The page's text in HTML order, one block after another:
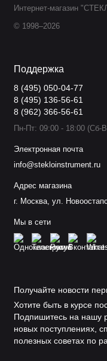
Интернет-магазин
© 1998–2026
Поддержка
8 (495) 050-04-77
8 (495) 136-56-61
8 (962) 366-56-61
Пн-Пт: 09:00 - 18:00 (Сб-
Электронная почта
info@stekloinstrument.ru
Адрес магазина
г. Москва, ул.
Мы в сети
Получайте новости
Хотите быть в курсе
Подпишитесь на нашу
новых поступлениях,
полезных советах по